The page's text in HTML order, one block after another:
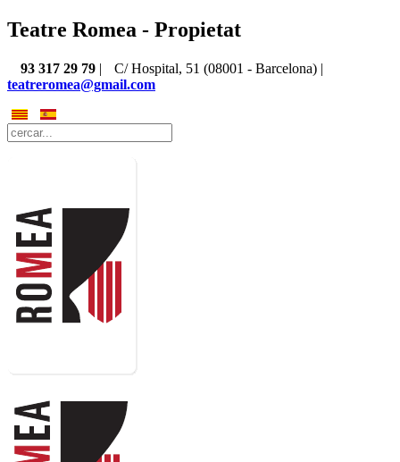
Teatre Romea - Propietat
93 317 29 79 |
C/ Hospital, 51 (08001 - Barcelona) |
teatreromea@gmail.com